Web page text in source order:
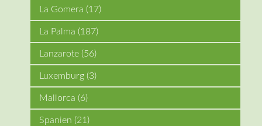
La Gomera (17)
La Palma (187)
Lanzarote (56)
Luxemburg (3)
Mallorca (6)
Spanien (21)